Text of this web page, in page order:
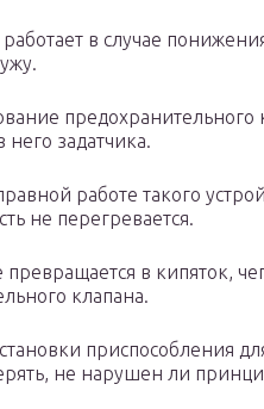
в случае
предохранительного
него задатчика.
работе такого
не перегревается.
в кипяток,
клапана.
приспособления
не нарушен ли